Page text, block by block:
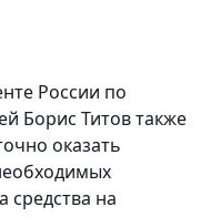
России по
Борис Титов также
оказать
средства на